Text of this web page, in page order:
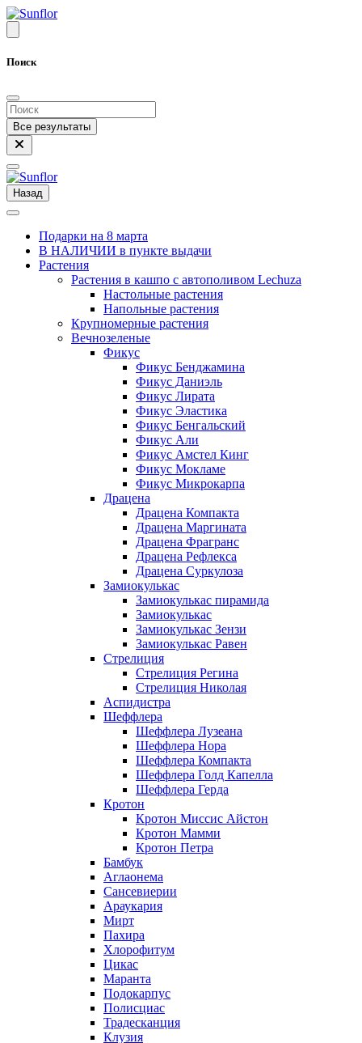
Поиск
Все результаты
Назад
Подарки на 8 марта
В НАЛИЧИИ в пункте выдачи
Растения
Растения в кашпо с автополивом Lechuza
Настольные растения
Напольные растения
Крупномерные растения
Вечнозеленые
Фикус
Фикус Бенджамина
Фикус Даниэль
Фикус Лирата
Фикус Эластика
Фикус Бенгальский
Фикус Али
Фикус Амстел Кинг
Фикус Мокламе
Фикус Микрокарпа
Драцена
Драцена Компакта
Драцена Маргината
Драцена Фрагранс
Драцена Рефлекса
Драцена Суркулоза
Замиокулькас
Замиокулькас пирамида
Замиокулькас
Замиокулькас Зензи
Замиокулькас Равен
Стрелиция
Стрелиция Регина
Стрелиция Николая
Аспидистра
Шеффлера
Шеффлера Лузеана
Шеффлера Нора
Шеффлера Компакта
Шеффлера Голд Капелла
Шеффлера Герда
Кротон
Кротон Миссис Айстон
Кротон Мамми
Кротон Петра
Бамбук
Аглаонема
Сансевиерии
Араукария
Мирт
Пахира
Хлорофитум
Цикас
Маранта
Подокарпус
Полисциас
Традесканция
Клузия